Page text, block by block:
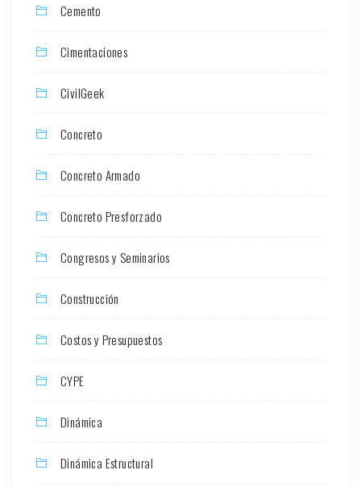
Cemento
Cimentaciones
CivilGeek
Concreto
Concreto Armado
Concreto Presforzado
Congresos y Seminarios
Construcción
Costos y Presupuestos
CYPE
Dinámica
Dinámica Estructural